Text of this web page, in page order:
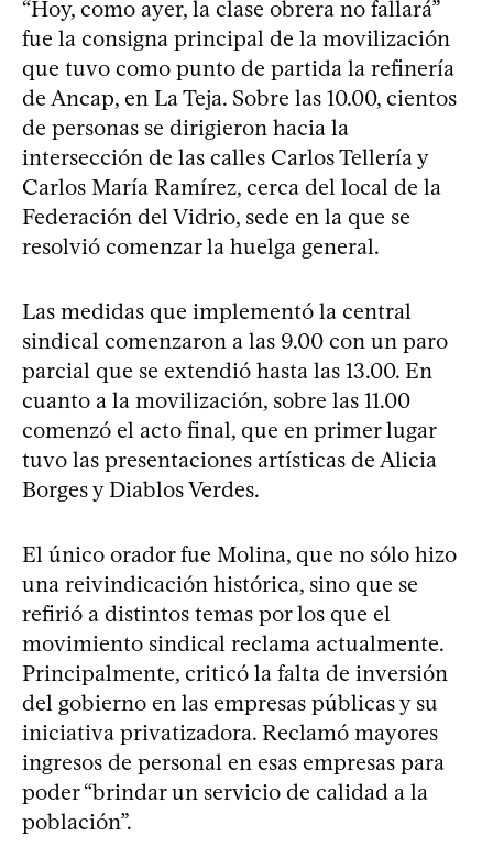
“Hoy, como ayer, la clase obrera no fallará”
fue la consigna principal de la movilización
que tuvo como punto de partida la refinería
de Ancap, en La Teja. Sobre las 10.00, cientos
de personas se dirigieron hacia la
intersección de las calles Carlos Tellería y
Carlos María Ramírez, cerca del local de la
Federación del Vidrio, sede en la que se
resolvió comenzar la huelga general.
Las medidas que implementó la central
sindical comenzaron a las 9.00 con un paro
parcial que se extendió hasta las 13.00. En
cuanto a la movilización, sobre las 11.00
comenzó el acto final, que en primer lugar
tuvo las presentaciones artísticas de Alicia
Borges y Diablos Verdes.
El único orador fue Molina, que no sólo hizo
una reivindicación histórica, sino que se
refirió a distintos temas por los que el
movimiento sindical reclama actualmente.
Principalmente, criticó la falta de inversión
del gobierno en las empresas públicas y su
iniciativa privatizadora. Reclamó mayores
ingresos de personal en esas empresas para
poder “brindar un servicio de calidad a la
población”.